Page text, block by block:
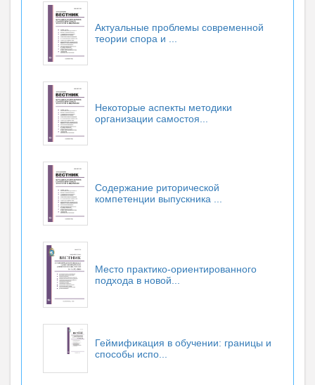
Актуальные проблемы современной
теории спора и ...
Некоторые аспекты методики
организации самостоя...
Содержание риторической
компетенции выпускника ...
Место практико-ориентированного
подхода в новой...
Геймификация в обучении: границы и
способы испо...